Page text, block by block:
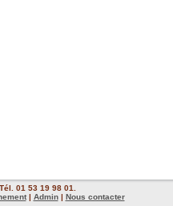
01 53 19 98 01.
| Admin| Nous contacter